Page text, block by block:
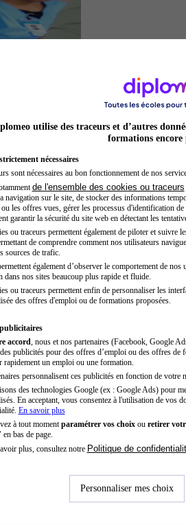
Secrétaire médicale
utilise des traceurs et d’autres
formations encore
nécessaires
sont nécessaires au bon fonctionnement de nos
de l'ensemble des cookies ou traceurs
navigation sur le site, de stocker des informations
ou les offres vues, gérer les processus d'identification
garantir la sécurité du site web en détectant les
ou traceurs permettent également de piloter et suivre
de comprendre comment nos utilisateurs
sources de trafic.
également d’observer le comportement de
dans nos sites beaucoup plus rapide et fluide.
ou traceurs permettent enfin de personnaliser les
des offres d'emploi ou de formations proposées.
accord , nous et nos partenaires (Facebook, Google
publicités pour des offres d’emploi ou des offres de
rapidement un emploi ou une formation.
personnalisent ces publicités en fonction de votre
des technologies Google (ex : Google Ads) pour
En acceptant, vous consentez à l'utilisation de vos
En savoir plus
à tout moment paramétrer vos choixou retirer
en bas de page.
plus, consultez notre Politique de
Personnaliser mes choix